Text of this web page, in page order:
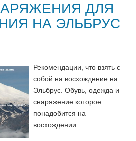
ДЛЯ
НА ЭЛЬБРУС
Рекомендации, что взять с
собой на восхождение на
Эльбрус. Обувь, одежда и
снаряжение которое
понадобится на
восхождении.